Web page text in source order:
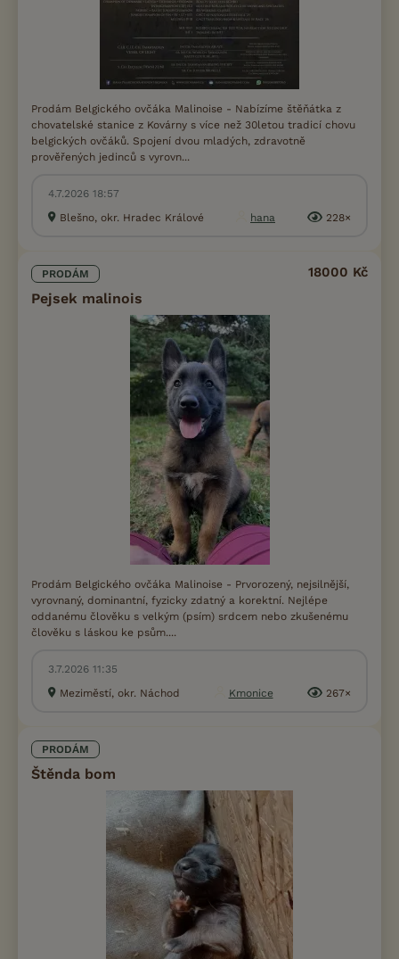
Prodám Belgického ovčáka Malinoise - Nabízíme štěňátka z
chovatelské stanice z Kovárny s více než 30letou tradicí chovu
belgických ovčáků. Spojení dvou mladých, zdravotně
prověřených jedinců s vyrovn...
4.7.2026 18:57
Blešno, okr. Hradec Králové
hana 228×
PRODÁM
Pejsek malinois
18000 Kč
Prodám Belgického ovčáka Malinoise - Prvorozený, nejsilnější,
vyrovnaný, dominantní, fyzicky zdatný a korektní. Nejlépe
oddanému člověku s velkým (psím) srdcem nebo zkušenému
člověku s láskou ke psům....
3.7.2026 11:35
Meziměstí, okr. Náchod
Kmonice 267×
PRODÁM
Štěnda bom